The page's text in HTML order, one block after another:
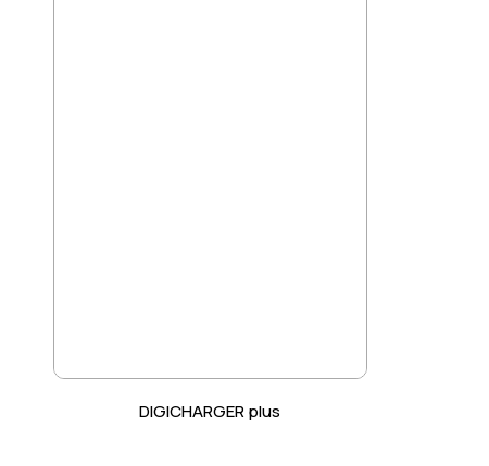
DIGICHARGER plus